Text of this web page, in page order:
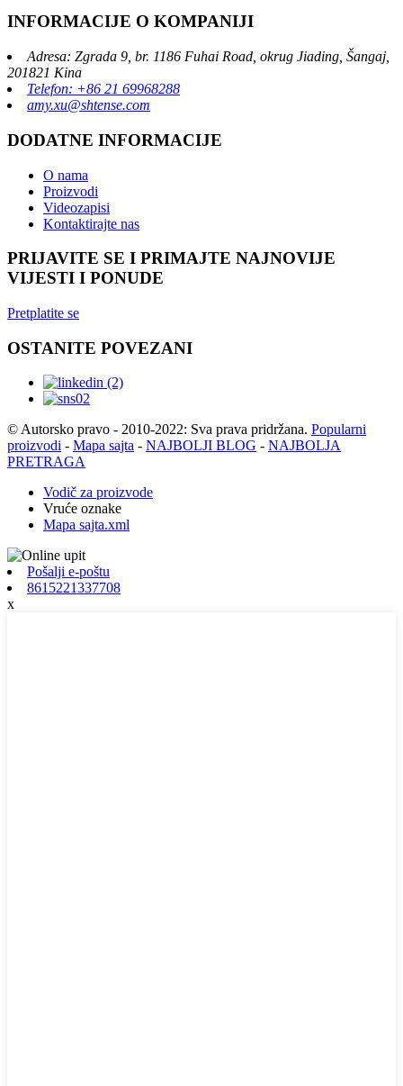
INFORMACIJE O KOMPANIJI
Adresa: Zgrada 9, br. 1186 Fuhai Road, okrug Jiading, Šangaj,
201821 Kina
Telefon: +86 21 69968288
amy.xu@shtense.com
DODATNE INFORMACIJE
O nama
Proizvodi
Videozapisi
Kontaktirajte nas
PRIJAVITE SE I PRIMAJTE NAJNOVIJE
VIJESTI I PONUDE
Pretplatite se
OSTANITE POVEZANI
© Autorsko pravo - 2010-2022: Sva prava pridržana. Popularni
proizvodi - Mapa sajta - NAJBOLJI BLOG - NAJBOLJA
PRETRAGA
Vodič za proizvode
Vruće oznake
Mapa sajta.xml
Pošalji e-poštu
8615221337708
x